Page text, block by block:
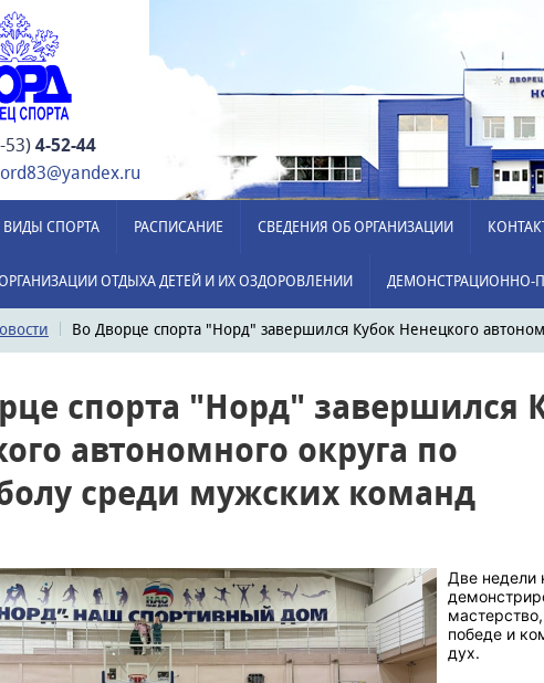
53)4-52-44
ВИДЫ СПОРТА РАСПИСАНИЕ СВЕДЕНИЯ ОБ ОРГАНИЗАЦИИ
ОТДЫХА ДЕТЕЙ И ИХ ОЗДОРОВЛЕНИИ ДЕМОНСТРАЦИОННО-
Во Дворце спорта "Норд" завершился Кубок Ненецкого
спорта "Норд" завершился
автономного округа по
среди мужских команд
Две недели
победе и
дух.